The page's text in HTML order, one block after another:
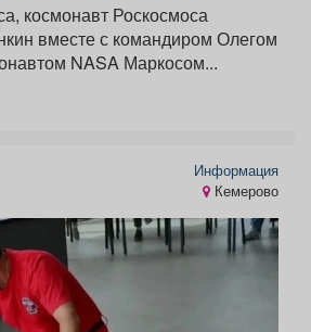
космонавт Роскосмоса
вместе с командиром Олегом
NASA Маркосом...
Информация
Кемерово